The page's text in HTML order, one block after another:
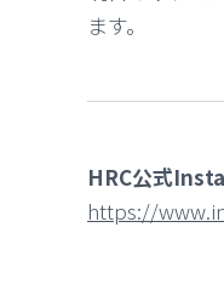
ます。
HRC公式
https://